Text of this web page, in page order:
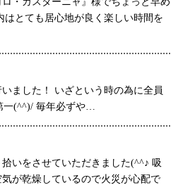
とても居心地が良く楽しい時間を
ました！ いざという時の為に全員
(^^)/ 毎年必ずや…
いをさせていただきました(^^♪ 吸
が乾燥しているので火災が心配で